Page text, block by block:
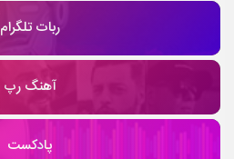
ربات تلگرام
آهنگ رپ
پادکست